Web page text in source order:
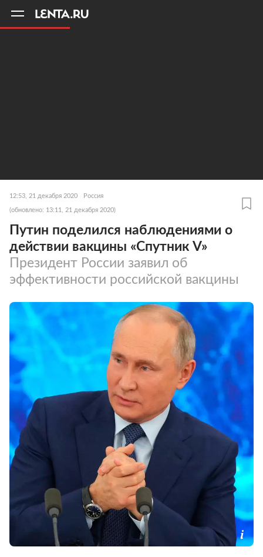
12:53, 21 декабря 2020 Россия
(обновлено: 13:11, 21 декабря 2020)
Путин поделился наблюдениями о
действии вакцины «Спутник V»
Президент России заявил об
эффективности российской вакцины